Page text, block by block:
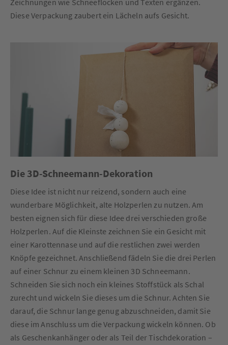
Diese Verpackung zaubert ein Lächeln aufs Gesicht.
Die 3D-Schneemann-Dekoration
Diese Idee ist nicht nur reizend, sondern auch eine
wunderbare Möglichkeit, alte Holzperlen zu nutzen. Am
besten eignen sich für diese Idee drei verschieden große
Holzperlen. Auf die Kleinste zeichnen Sie ein Gesicht mit
einer Karottennase und auf die restlichen zwei werden
Knöpfe gezeichnet. Anschließend fädeln Sie die drei Perlen
auf einer Schnur zu einem kleinen 3D Schneemann.
Schneiden Sie sich noch ein kleines Stoffstück als Schal
zurecht und wickeln Sie dieses um die Schnur. Achten Sie
darauf, die Schnur lange genug abzuschneiden, damit Sie
diese im Anschluss um die Verpackung wickeln können. Ob
als Geschenkanhänger oder als Teil der Tischdekoration –